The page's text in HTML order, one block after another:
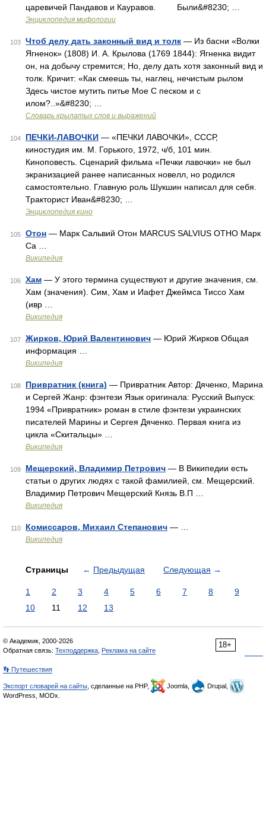
царевичей Пандавов и Кауравов. Были&#8230; …
Энциклопедия мифологии
103 Чтоб делу дать законный вид и толк — Из басни «Волки
Ягненок» (1808) И. А. Крылова (1769 1844): Ягненка видит
он, на добычу стремится; Но, делу дать хотя законный вид и
толк. Кричит: «Как смеешь ты, наглец, нечистым рылом
Здесь чистое мутить питье Мое С песком и с
илом?..»&#8230; …
Словарь крылатых слов и выражений
104 ПЕЧКИ-ЛАВОЧКИ — «ПЕЧКИ ЛАВОЧКИ», СССР,
киностудия им. М. Горького, 1972, ч/б, 101 мин.
Киноповесть. Сценарий фильма «Печки лавочки» не был
экранизацией ранее написанных новелл, но родился
самостоятельно. Главную роль Шукшин написал для себя.
Тракторист Иван&#8230; …
Энциклопедия кино
105 Отон — Марк Сальвий Отон MARCUS SALVIUS OTHO Марк
Са …
Википедия
106 Хам — У этого термина существуют и другие значения, см.
Хам (значения). Сим, Хам и Иафет Джеймса Тиссо Хам
(ивр …
Википедия
107 Жирков, Юрий Валентинович — Юрий Жирков Общая
информация …
Википедия
108 Привратник (книга) — Привратник Автор: Дяченко, Марина
и Сергей Жанр: фэнтези Язык оригинала: Русский Выпуск:
1994 «Привратник» роман в стиле фэнтези украинских
писателей Марины и Сергея Дяченко. Первая книга из
цикла «Скитальцы» …
Википедия
109 Мещерский, Владимир Петрович — В Википедии есть
статьи о других людях с такой фамилией, см. Мещерский.
Владимир Петрович Мещерский Князь В.П …
Википедия
110 Комиссаров, Михаил Степанович — …
Википедия
Страницы ← Предыдущая Следующая →
1 2 3 4 5 6 7 8
9
10
11 12 13
18+
© Академик, 2000-2026
Обратная связь: Техподдержка Реклама на сайте
👣 Путешествия
Экспорт словарей на сайты , сделанные на PHP, Joomla,
Drupal,
WordPress, MODx.